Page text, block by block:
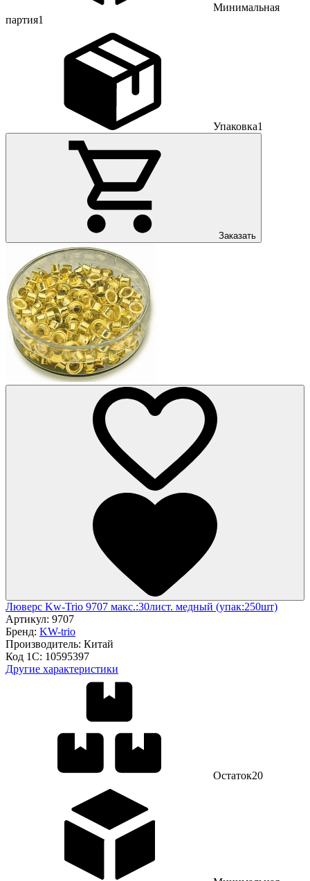
Минимальная
партия1
Упаковка1
Заказать
Люверс Kw-Trio 9707 макс.:30лист. медный (упак:250шт)
Артикул: 9707
Бренд: KW-trio
Производитель: Китай
Код 1С: 10595397
Другие характеристики
Остаток20